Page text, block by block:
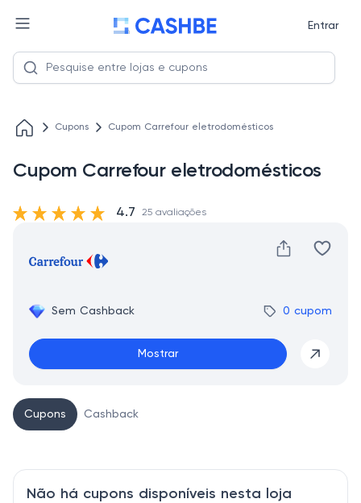
Entrar
Cupons Cupom Carrefour eletrodomésticos
Cupom Carrefour eletrodomésticos
Sem Cashback 0 cupom
Mostrar
4.7 25 avaliações
Cupons Cashback
Não há cupons disponíveis nesta loja